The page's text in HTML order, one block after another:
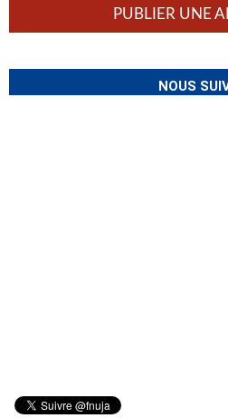
PUBLIER UNE
NOUS